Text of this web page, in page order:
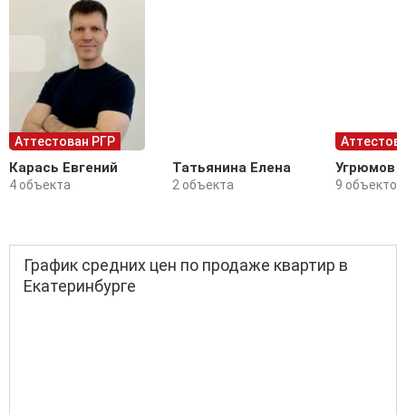
Аттестован РГР
Карась Евгений
4 объекта
Татьянина Елена
2 объекта
Угрюмов
9 объектов
График средних цен по продаже квартир в
Екатеринбурге